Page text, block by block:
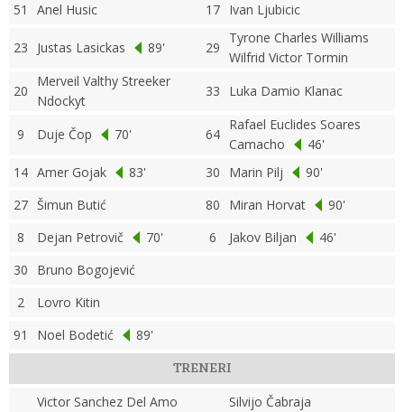
51 Anel Husic 17 Ivan Ljubicic
23 Justas Lasickas 89' 29
Tyrone Charles Williams
Wilfrid Victor Tormin
20
Merveil Valthy Streeker
Ndockyt
33 Luka Damio Klanac
9 Duje Čop 70' 64
Rafael Euclides Soares
Camacho
46'
14 Amer Gojak 83' 30 Marin Pilj
90'
27 Šimun Butić 80 Miran Horvat
90'
8
Dejan Petrovič 70' 6 Jakov Biljan
46'
30
Bruno Bogojević
2
Lovro Kitin
91
Noel Bodetić 89'
TRENERI
Victor Sanchez Del Amo Silvijo Čabraja